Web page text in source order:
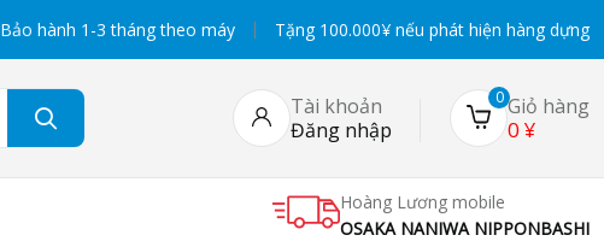
Bảo hành 1-3 tháng theo máy Tặng 100.000¥ nếu phát hiện hàng dựng
Tài khoản
Đăng nhập
0 Giỏ hàng
0 ¥
Hoàng Lương mobile
OSAKA NANIWA NIPPONBASHI